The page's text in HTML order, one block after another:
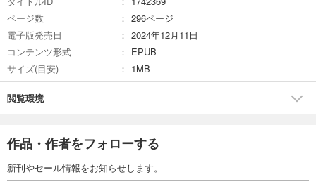
ページ数
296ページ
電子版発売日
2024年12月11日
コンテンツ形式
EPUB
サイズ(目安)
1MB
閲覧環境
作品・作者をフォローする
新刊やセール情報をお知らせします。